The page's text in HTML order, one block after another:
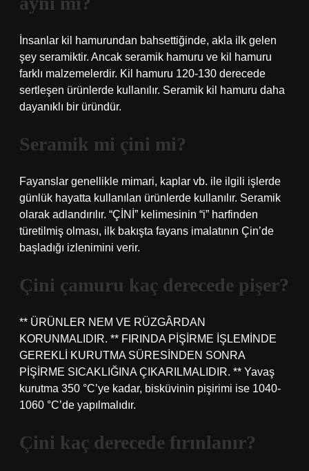
İnsanlar kil hamurundan bahsettiğinde, akla ilk gelen
şey seramiktir. Ancak seramik hamuru ve kil hamuru
farklı malzemelerdir. Kil hamuru 120-130 derecede
sertleşen ürünlerde kullanılır. Seramik kil hamuru daha
dayanıklı bir üründür.
Seramik mi çini mi?
Fayanslar genellikle mimari, kaplar vb. ile ilgili işlerde
günlük hayatta kullanılan ürünlerde kullanılır. Seramik
olarak adlandırılır. “ÇİNİ” kelimesinin “i” harfinden
türetilmiş olması, ilk bakışta fayans imalatının Çin’de
başladığı izlenimini verir.
Çini çamuru kaç derecede pişer?
** ÜRÜNLER NEM VE RÜZGÂRDAN
KORUNMALIDIR. ** FIRINDA PİŞİRME İŞLEMİNDE
GEREKLİ KURUTMA SÜRESİNDEN SONRA
PİŞİRME SICAKLIĞINA ÇIKARILMALIDIR. ** Yavaş
kurutma 350 °C’ye kadar, bisküvinin pişirimi ise 1040-
1060 °C’de yapılmalıdır.
Çini kaç derecede fırınlanır?